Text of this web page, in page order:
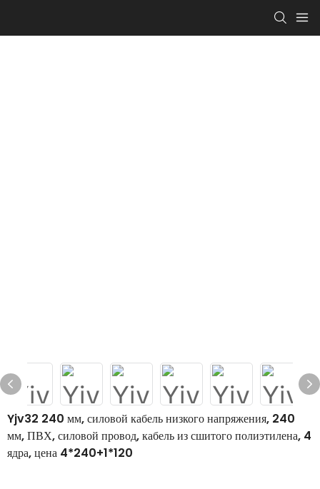
Yjv32 240 мм, силовой кабель низкого напряжения, 240
мм, ПВХ, силовой провод, кабель из сшитого полиэтилена, 4
ядра, цена 4*240+1*120